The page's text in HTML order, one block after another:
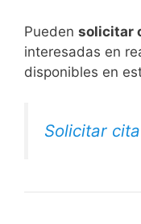
​Pueden solicitar
interesadas en
disponibles en
Solicitar